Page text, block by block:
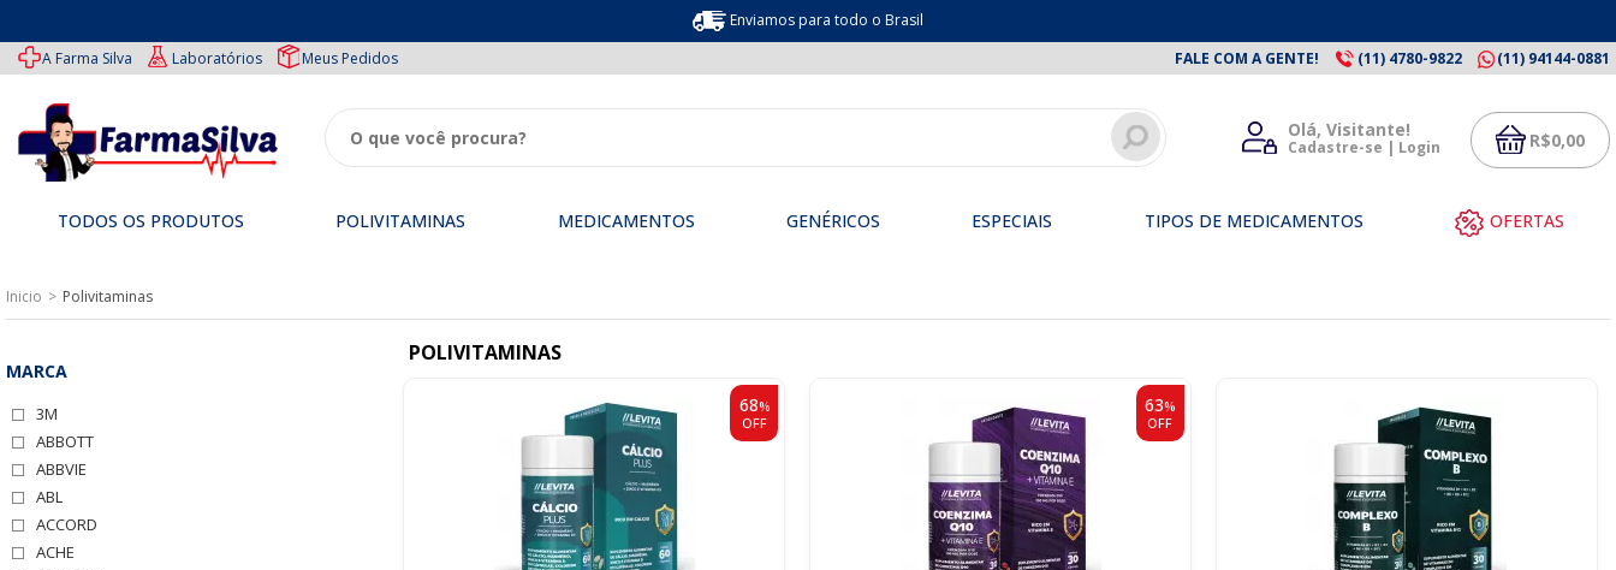
Enviamos para todo o Brasil
FALE COM A GENTE!
(11) 4780-9822 (11) 94144-0881
A Farma Silva Laboratórios Meus Pedidos
Olá, Visitante!
Cadastre-se | Login R$0,00
OS
PRODUTOS
Polivitaminas
Genéricos
Tipos
Medicamentos
Beleza
Performance
TODOS OS PRODUTOS POLIVITAMINAS MEDICAMENTOS GENÉRICOS ESPECIAIS TIPOS DE MEDICAMENTOS OFERTAS
Inicio Polivitaminas
MARCA
3M
ABBOTT
ABBVIE
ABL
ACCORD
ACHE
POLIVITAMINAS
68%
OFF
63%
OFF